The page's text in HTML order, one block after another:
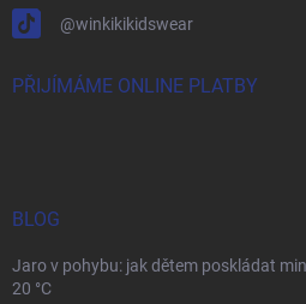
@winkikikidswear
PŘIJÍMÁME ONLINE PLATBY
BLOG
Jaro v pohybu: jak dětem poskládat
20 °C